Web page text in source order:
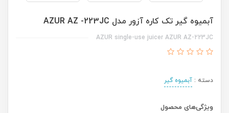
آبمیوه گیر تک کاره آزور مدل AZUR AZ -223JC
AZUR single-use juicer AZUR AZ-223JC
دسته : آبمیوه گیر
ویژگی‌های محصول